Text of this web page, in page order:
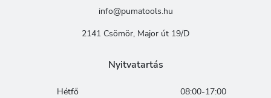
info@pumatools.hu
2141 Csömör, Major út 19/D
Nyitvatartás
Hétfő
08:00-17:00